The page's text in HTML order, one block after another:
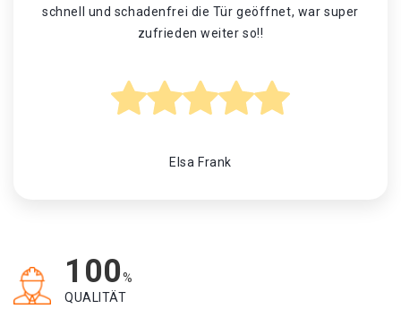
schnell und schadenfrei die Tür geöffnet, war super
zufrieden weiter so!!
Elsa Frank
100%
QUALITÄT